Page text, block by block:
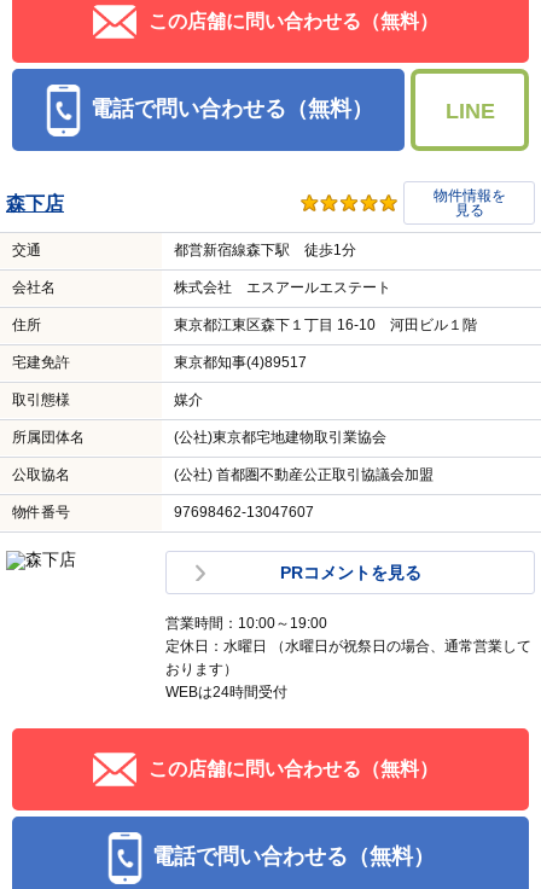
この店舗に問い合わせる（無料）
電話で問い合わせる（無料） LINE
森下店
物件情報を
見る
交通 都営新宿線森下駅 徒歩1分
会社名 株式会社 エスアールエステート
住所 東京都江東区森下１丁目 16-10 河田ビル１階
宅建免許 東京都知事(4)89517
取引態様 媒介
所属団体名 (公社)東京都宅地建物取引業協会
公取協名 (公社) 首都圏不動産公正取引協議会加盟
物件番号 97698462-13047607
PRコメントを見る
営業時間：10:00～19:00
定休日：水曜日 （水曜日が祝祭日の場合、通常営業して
おります）
WEBは24時間受付
この店舗に問い合わせる（無料）
電話で問い合わせる（無料）